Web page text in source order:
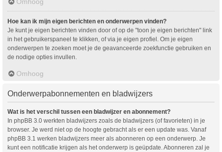
Hoe kan ik mijn eigen berichten en onderwerpen vinden?
Je kunt je eigen berichten vinden door of op de "toon je eigen berichten" link
in het gebruikerspaneel te klikken, of via je eigen profiel. Om je eigen
onderwerpen te zoeken moet je de geavanceerde zoekfunctie gebruiken en
de nodige opties invullen.
Omhoog
Onderwerpabonnementen en bladwijzers
Wat is het verschil tussen een bladwijzer en abonnement?
In phpBB 3.0 werkten bladwijzers zoals de bladwijzers (of favorieten) in je
browser. Je werd niet op de hoogte gebracht als er een update was. Vanaf
phpBB 3.1 werken bladwijzers meer als abonneren op een onderwerp. Je
kunt een notificatie krijgen als het onderwerp is geüpdate. Abonneren zal je